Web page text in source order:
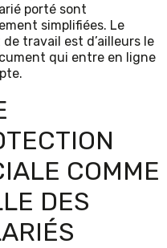
porté sont
simplifiées. Le
travail est d’ailleurs le
qui entre en ligne
COMME
DES